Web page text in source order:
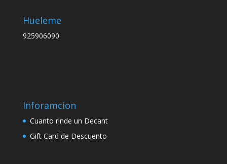
Hueleme
925906090
Inforamcion
Cuanto rinde un Decant
Gift Card de Descuento